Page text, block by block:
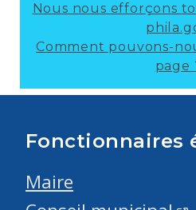
Nous nous efforçons
Comment pouvons-
page
Fonctionnaires
Maire